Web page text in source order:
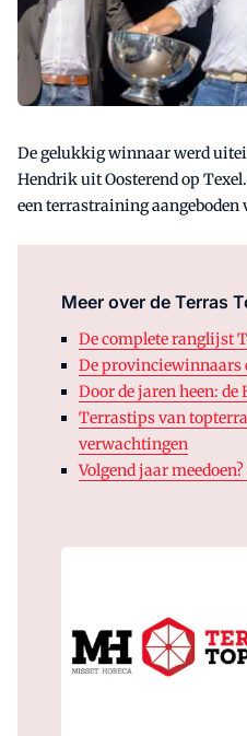
De gelukkig winnaar werd
Hendrik uit Oosterend op
een terrastraining aangeboden
Meer over de Terras
De complete ranglijst
De provinciewinnaars
Door de jaren heen: de
Terrastips van
verwachtingen
Volgend jaar